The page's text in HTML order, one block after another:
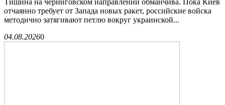
Тишина на черниговском направлении обманчива. Пока Киев
отчаянно требует от Запада новых ракет, российские войска
методично затягивают петлю вокруг украинской...
04.08.20260